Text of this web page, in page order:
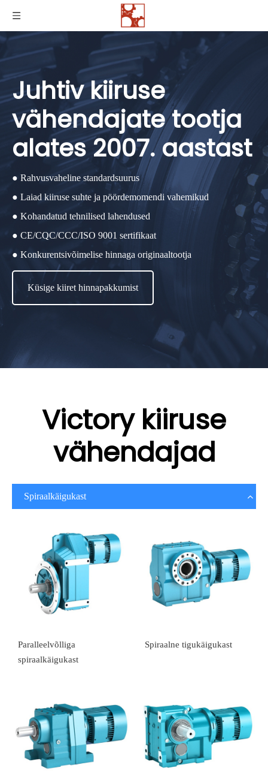
Juhtiv kiiruse
vähendajate tootja
alates 2007. aastast
● Rahvusvaheline standardsuurus
● Laiad kiiruse suhte ja pöördemomendi vahemikud
● Kohandatud tehnilised lahendused
● CE/CQC/CCC/ISO 9001 sertifikaat
● Konkurentsivõimelise hinnaga originaaltootja
Küsige kiiret hinnapakkumist
Victory kiiruse
vähendajad
Spiraalkäigukast
Paralleelvõlliga
spiraalkäigukast
Spiraalne tigukäigukast